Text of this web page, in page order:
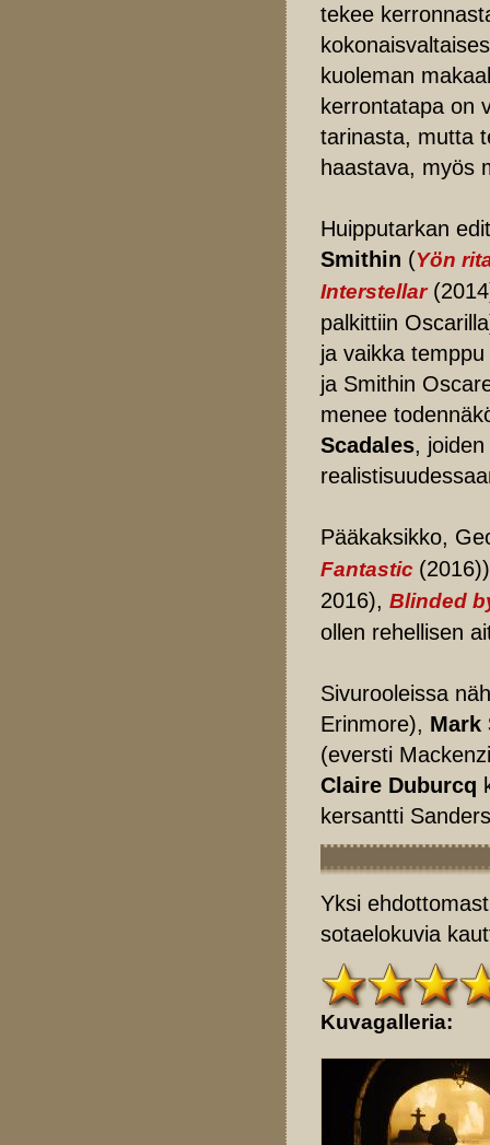
tekee
kuoleman
kerrontatapa on
tarinasta, mutta
haastava, myös
Huipputarkan
Smithin (Yön
Interstellar
palkittiin
ja vaikka
ja Smithin
menee
Scadales,
Pääkaksikko,
Fantastic
2016), Blinded
ollen rehellisen
Sivurooleissa
Erinmore), Mark
(eversti
Claire Duburcq
kersantti
Yksi
sotaelokuvia
Kuvagalleria: